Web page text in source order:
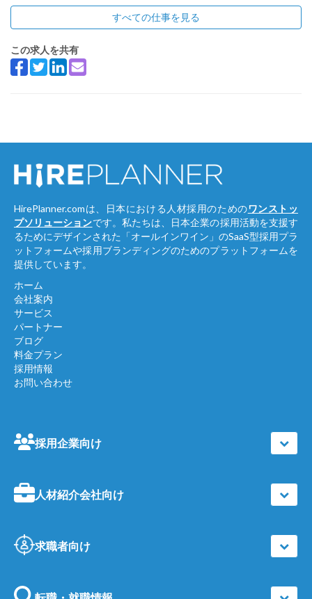
すべての仕事を見る
この求人を共有
採用企業向け
人材紹介会社向け
求職者向け
HirePlanner.comは、日本における人材採用のためのワンストッ
プソリューションです。私たちは、日本企業の採用活動を支援す
るためにデザインされた「オールインワイン」のSaaS型採用プラ
ットフォームや採用ブランディングのためのプラットフォームを
提供しています。
ホーム
会社案内
サービス
パートナー
ブログ
料金プラン
採用情報
お問い合わせ